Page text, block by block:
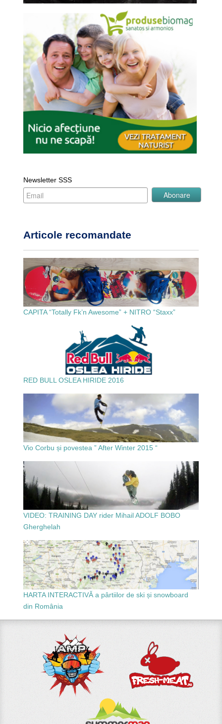
Newsletter SSS
Articole recomandate
CAPITA “Totally Fk’n Awesome” + NITRO “Staxx”
RED BULL OSLEA HIRIDE 2016
Vio Corbu și povestea ” After Winter 2015 “
VIDEO: TRAINING DAY rider Mihail ADOLF BOBO
Gherghelah
HARTA INTERACTIVĂ a pârtiilor de ski și snowboard
din România